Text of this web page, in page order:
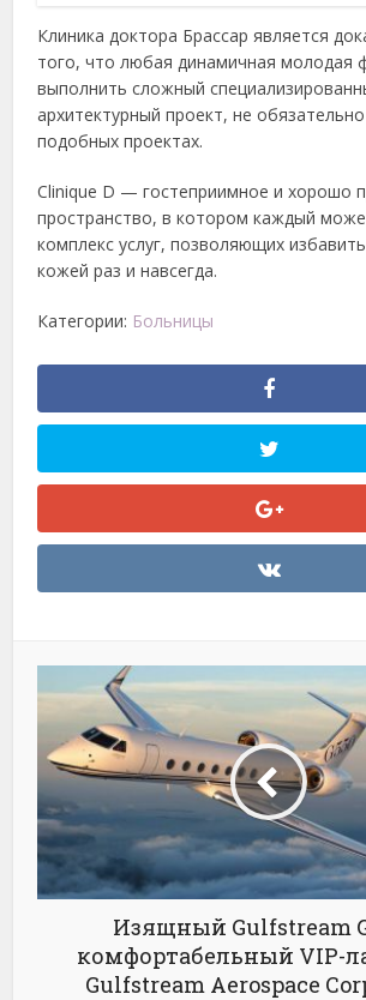
Клиника доктора Брассар является
того, что любая динамичная молодая
выполнить сложный
архитектурный проект, не
подобных проектах.
Clinique D — гостеприимное и хорошо
пространство, в котором каждый
комплекс услуг, позволяющих
кожей раз и навсегда.
Категории: Больницы
Изящный Gulfstream
комфортабельный VIP-
Gulfstream Aerospace